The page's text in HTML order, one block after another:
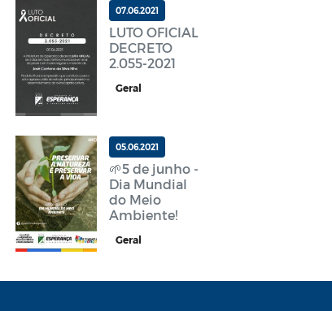
07.06.2021
LUTO OFICIAL
DECRETO
2.055-2021
Geral
05.06.2021
🌱5 de junho -
Dia Mundial
do Meio
Ambiente!
Geral